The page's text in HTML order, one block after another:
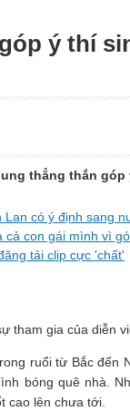
ý thí
thẳng thắn
có ý định sang
con gái mình vì
tải clip cực 'chất'
tham gia của diễn
ruổi từ Bắc đến
bóng quê nhà.
cao lên chưa tới.